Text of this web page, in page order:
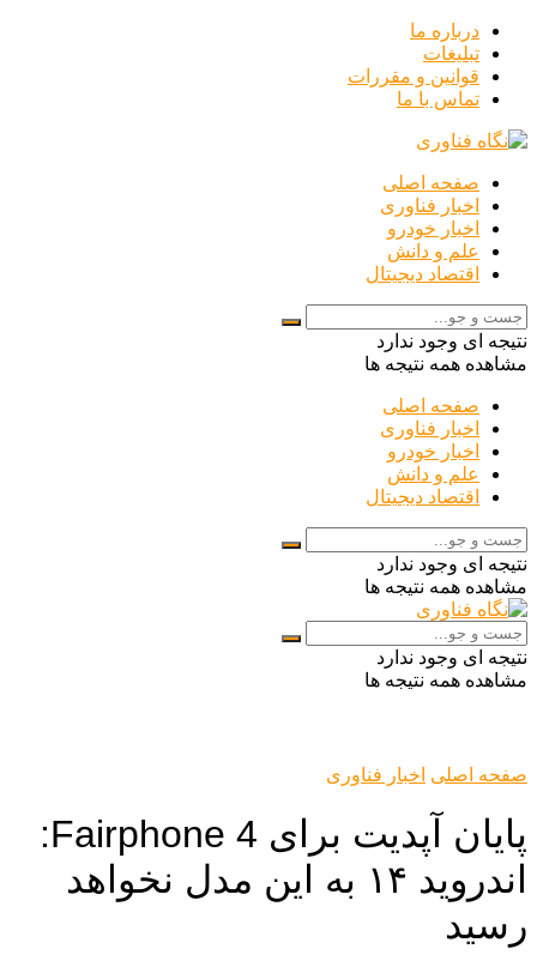
درباره ما
تبلیغات
قوانین و مقررات
تماس با ما
صفحه اصلی
اخبار فناوری
اخبار خودرو
علم و دانش
اقتصاد دیجیتال
نتیجه ای وجود ندارد
مشاهده همه نتیجه ها
صفحه اصلی
اخبار فناوری
اخبار خودرو
علم و دانش
اقتصاد دیجیتال
نتیجه ای وجود ندارد
مشاهده همه نتیجه ها
نتیجه ای وجود ندارد
مشاهده همه نتیجه ها
صفحه اصلی اخبار فناوری
پایان آپدیت برای Fairphone 4:
اندروید ۱۴ به این مدل نخواهد
رسید